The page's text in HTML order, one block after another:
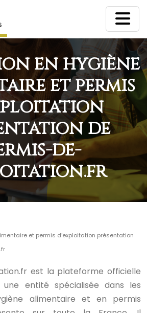
en hygiène
et permis
de
de-
et permis d’exploitation présentation
est la plateforme officielle
une entité spécialisée dans les
alimentaire et en permis